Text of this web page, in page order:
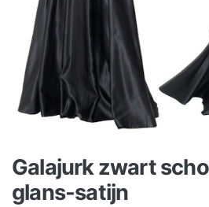
Galajurk zwart
glans-satijn